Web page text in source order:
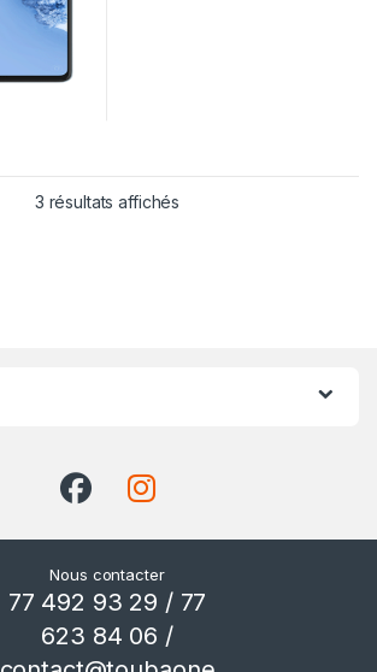
3 résultats affichés
Nous contacter
77 492 93 29 / 77
623 84 06 /